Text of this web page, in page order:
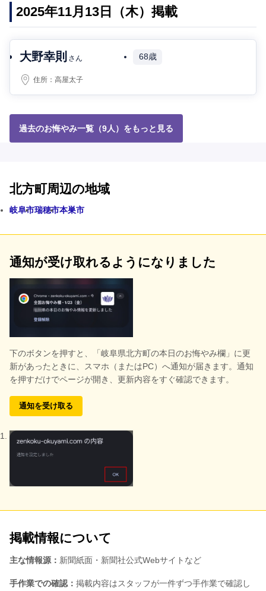
2025年11月13日（木）掲載
大野幸則 さん 68歳
住所：高屋太子
過去のお悔やみ一覧（9人）をもっと見る
北方町周辺の地域
岐阜市瑞穂市本巣市
通知が受け取れるようになりました
下のボタンを押すと、
「岐阜県北方町の本日のお悔やみ欄」に更
新があったときに、スマホ（またはPC）へ通知が届きます。通知
を押すだけでページが開き、更新内容をすぐ確認できます。
通知を受け取る
掲載情報について
主な情報源： 新聞紙面・新聞社公式Webサイトなど
手作業での確認： 掲載内容はスタッフが一件ずつ手作業で確認し